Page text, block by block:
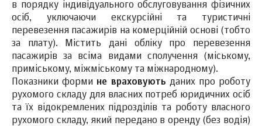
в порядку індивідуального обслуговування фізичних
осіб, уключаючи екскурсійні та туристичні
перевезення пасажирів на комерційній основі (тобто
за плату). Містить дані обліку про перевезення
пасажирів за всіма видами сполучення (міському,
приміському, міжміському та міжнародному).
Показники форми не враховують даних про роботу
рухомого складу для власних потреб юридичних осіб
та їх відокремлених підрозділів та роботу власного
рухомого складу, який передано в оренду (без водія)